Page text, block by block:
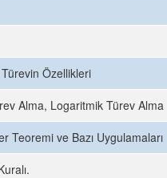
Türevin Özellikleri
Alma, Logaritmik Türev Alma
Teoremi ve Bazı Uygulamaları